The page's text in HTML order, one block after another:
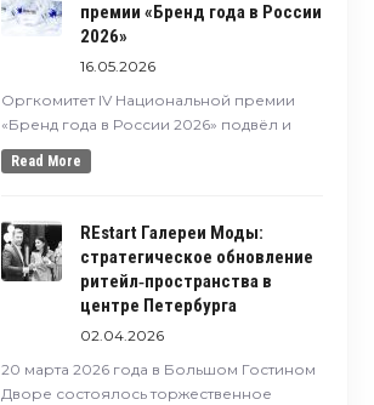
премии «Бренд года в России
2026»
16.05.2026
Оргкомитет IV Национальной премии
«Бренд года в России 2026» подвёл и
Read More
REstart Галереи Моды:
стратегическое обновление
ритейл‑пространства в
центре Петербурга
02.04.2026
20 марта 2026 года в Большом Гостином
Дворе состоялось торжественное